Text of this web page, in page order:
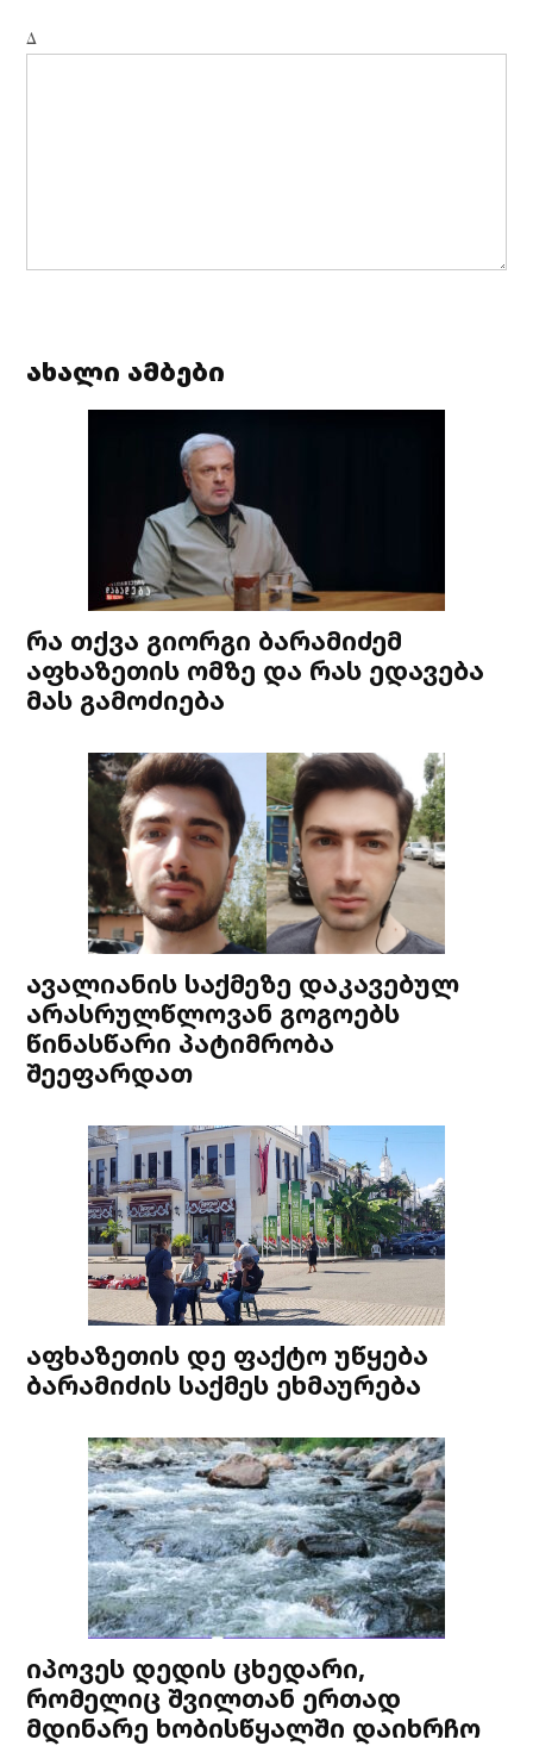
Δ
ახალი ამბები
რა თქვა გიორგი ბარამიძემ
აფხაზეთის ომზე და რას ედავება
მას გამოძიება
ავალიანის საქმეზე დაკავებულ
არასრულწლოვან გოგოებს
წინასწარი პატიმრობა
შეეფარდათ
აფხაზეთის დე ფაქტო უწყება
ბარამიძის საქმეს ეხმაურება
იპოვეს დედის ცხედარი,
რომელიც შვილთან ერთად
მდინარე ხობისწყალში დაიხრჩო